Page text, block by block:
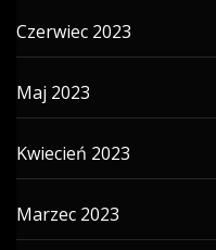
Czerwiec 2023
Maj 2023
Kwiecień 2023
Marzec 2023